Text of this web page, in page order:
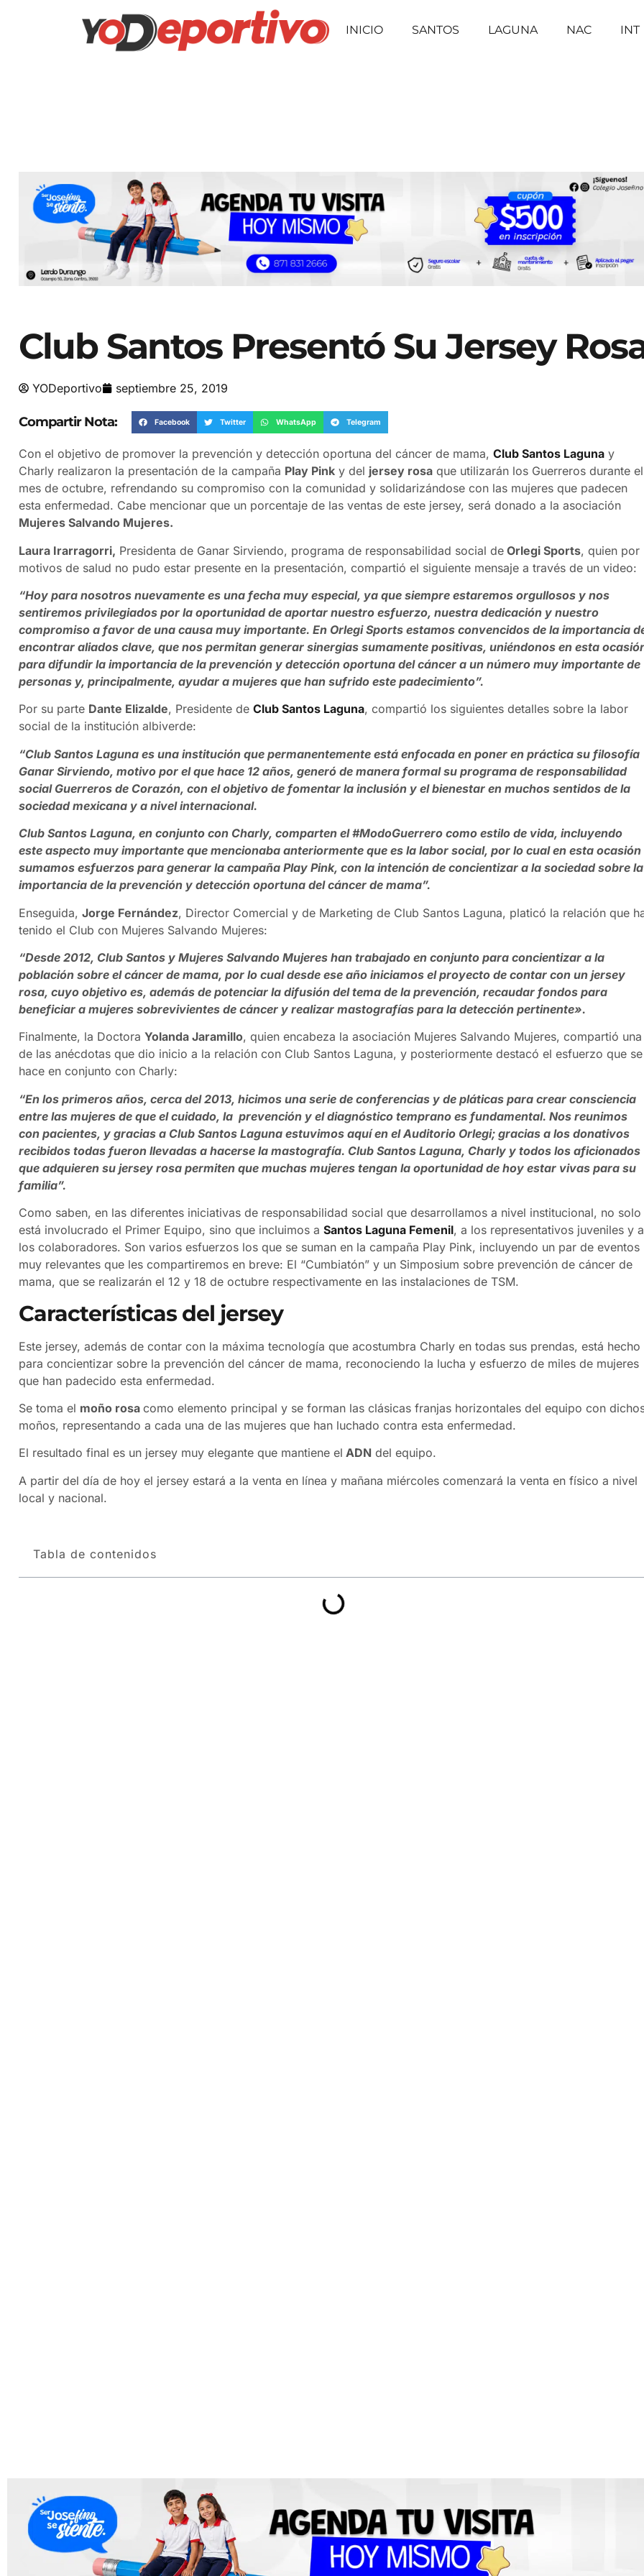
INICIO SANTOS LAGUNA NAC INT
Club Santos Presentó Su Jersey
YODeportivo septiembre 25, 2019
Compartir Nota: Facebook Twitter WhatsApp Telegram
Con el objetivo de promover la prevención y detección oportuna del cáncer de mama, Club Santos Laguna y
Charly realizaron la presentación de la campaña Play Pink y del jersey rosa que utilizarán los Guerreros durante el
mes de octubre, refrendando su compromiso con la comunidad y solidarizándose con las mujeres que padecen
esta enfermedad. Cabe mencionar que un porcentaje de las ventas de este jersey, será donado a la asociación
Mujeres Salvando Mujeres.
Laura Irarragorri, Presidenta de Ganar Sirviendo, programa de responsabilidad social de Orlegi Sports, quien por
motivos de salud no pudo estar presente en la presentación, compartió el siguiente mensaje a través de un video:
“Hoy para nosotros nuevamente es una fecha muy especial, ya que siempre estaremos orgullosos y nos
sentiremos privilegiados por la oportunidad de aportar nuestro esfuerzo, nuestra dedicación y nuestro
compromiso a favor de una causa muy importante. En Orlegi Sports estamos convencidos de la importancia
encontrar aliados clave, que nos permitan generar sinergias sumamente positivas, uniéndonos en esta
para difundir la importancia de la prevención y detección oportuna del cáncer a un número muy importante de
personas y, principalmente, ayudar a mujeres que han sufrido este padecimiento”.
Por su parte Dante Elizalde, Presidente de Club Santos Laguna, compartió los siguientes detalles sobre la labor
social de la institución albiverde:
“Club Santos Laguna es una institución que permanentemente está enfocada en poner en práctica su filosofía
Ganar Sirviendo, motivo por el que hace 12 años, generó de manera formal su programa de responsabilidad
social Guerreros de Corazón, con el objetivo de fomentar la inclusión y el bienestar en muchos sentidos de la
sociedad mexicana y a nivel internacional.
Club Santos Laguna, en conjunto con Charly, comparten el #ModoGuerrero como estilo de vida, incluyendo
este aspecto muy importante que mencionaba anteriormente que es la labor social, por lo cual en esta ocasión
sumamos esfuerzos para generar la campaña Play Pink, con la intención de concientizar a la sociedad sobre la
importancia de la prevención y detección oportuna del cáncer de mama”.
Enseguida, Jorge Fernández, Director Comercial y de Marketing de Club Santos Laguna, platicó la relación que
tenido el Club con Mujeres Salvando Mujeres:
“Desde 2012, Club Santos y Mujeres Salvando Mujeres han trabajado en conjunto para concientizar a la
población sobre el cáncer de mama, por lo cual desde ese año iniciamos el proyecto de contar con un jersey
rosa, cuyo objetivo es, además de potenciar la difusión del tema de la prevención, recaudar fondos para
beneficiar a mujeres sobrevivientes de cáncer y realizar mastografías para la detección pertinente».
Finalmente, la Doctora Yolanda Jaramillo, quien encabeza la asociación Mujeres Salvando Mujeres, compartió una
de las anécdotas que dio inicio a la relación con Club Santos Laguna, y posteriormente destacó el esfuerzo que se
hace en conjunto con Charly:
“En los primeros años, cerca del 2013, hicimos una serie de conferencias y de pláticas para crear consciencia
entre las mujeres de que el cuidado, la prevención y el diagnóstico temprano es fundamental. Nos reunimos
con pacientes, y gracias a Club Santos Laguna estuvimos aquí en el Auditorio Orlegi; gracias a los donativos
recibidos todas fueron llevadas a hacerse la mastografía. Club Santos Laguna, Charly y todos los aficionados
que adquieren su jersey rosa permiten que muchas mujeres tengan la oportunidad de hoy estar vivas para su
familia”.
Como saben, en las diferentes iniciativas de responsabilidad social que desarrollamos a nivel institucional, no solo
está involucrado el Primer Equipo, sino que incluimos a Santos Laguna Femenil, a los representativos juveniles y a
los colaboradores. Son varios esfuerzos los que se suman en la campaña Play Pink, incluyendo un par de eventos
muy relevantes que les compartiremos en breve: El “Cumbiatón” y un Simposium sobre prevención de cáncer de
mama, que se realizarán el 12 y 18 de octubre respectivamente en las instalaciones de TSM.
Características del jersey
Este jersey, además de contar con la máxima tecnología que acostumbra Charly en todas sus prendas, está hecho
para concientizar sobre la prevención del cáncer de mama, reconociendo la lucha y esfuerzo de miles de mujeres
que han padecido esta enfermedad.
Se toma el moño rosa como elemento principal y se forman las clásicas franjas horizontales del equipo con
moños, representando a cada una de las mujeres que han luchado contra esta enfermedad.
El resultado final es un jersey muy elegante que mantiene el ADN del equipo.
A partir del día de hoy el jersey estará a la venta en línea y mañana miércoles comenzará la venta en físico a nivel
local y nacional.
Tabla de contenidos